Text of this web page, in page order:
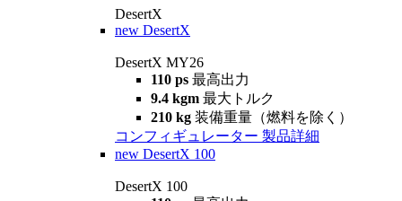
DesertX
new DesertX
DesertX MY26
110 ps 最高出力
9.4 kgm 最大トルク
210 kg 装備重量（燃料を除く）
コンフィギュレーター 製品詳細
new DesertX 100
DesertX 100